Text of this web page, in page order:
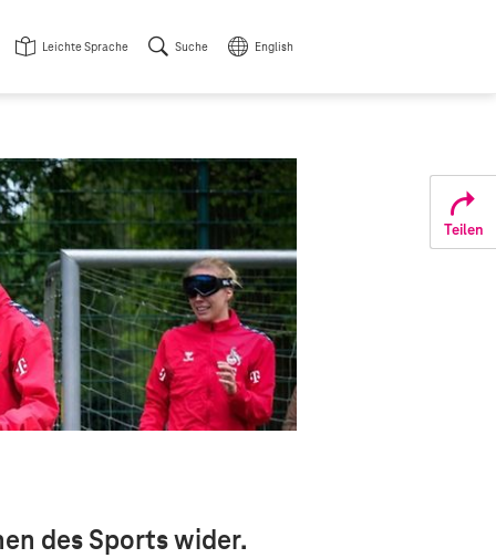
Leichte Sprache Suche English
des Sports wider.
Teilen